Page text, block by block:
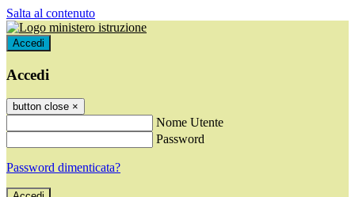
Salta al contenuto
Accedi
Accedi
button close ×
Nome Utente
Password
Password dimenticata?